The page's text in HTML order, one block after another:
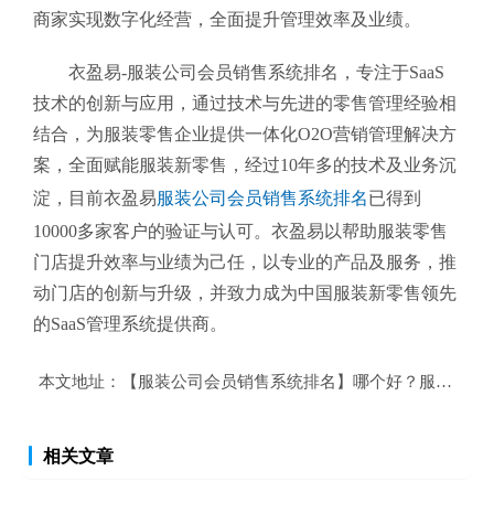
商家实现数字化经营，全面提升管理效率及业绩。
衣盈易-服装公司会员销售系统排名 ，专注于SaaS
技术的创新与应用，通过技术与先进的零售管理经验相
结合，为服装零售企业提供一体化O2O营销管理解决方
案，全面赋能服装新零售，经过10年多的技术及业务沉
淀，目前衣盈易服装公司会员销售系统排名已得到
10000多家客户的验证与认可。衣盈易以帮助服装零售
门店提升效率与业绩为己任，以专业的产品及服务，推
动门店的创新与升级，并致力成为中国服装新零售领先
的SaaS管理系统提供商。
本文地址： 【服装公司会员销售系统排名】哪个好？服装公
相关文章